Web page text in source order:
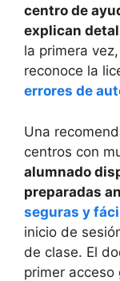
centro de
explican
la primera
reconoce la
errores de
Una
centros con
alumnado
preparadas
seguras y
inicio de
de clase. El
primer acceso